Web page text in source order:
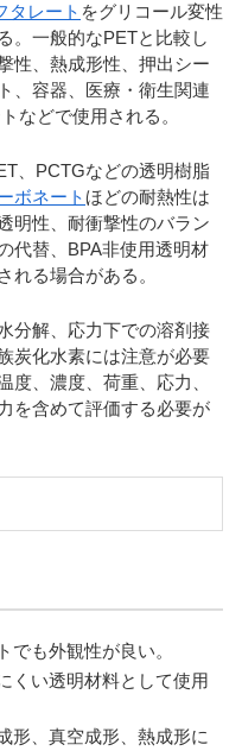
タレート をグリコール変性
。一般的なPETと比較し
性、熱成形性、押出シー
、容器、医療・衛生関連
などで使用される。
、PCTGなどの透明樹脂
ボネートほどの耐熱性は
明性、耐衝撃性のバラン
代替、BPA非使用透明材
れる場合がある。
分解、応力下での溶剤接
炭化水素には注意が必要
度、濃度、荷重、応力、
を含めて評価する必要が
でも外観性が良い。
くい透明材料として使用
形、真空成形、熱成形に